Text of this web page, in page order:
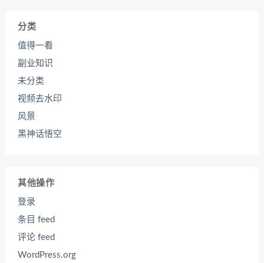
分类
值得一看
副业知识
未分类
视频去水印
风景
黑神话悟空
其他操作
登录
条目 feed
评论 feed
WordPress.org